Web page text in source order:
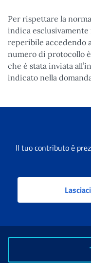
Per rispettare la
indica esclusivamente
reperibile accedendo
numero di protocollo
che è stata inviata
indicato nella
Il tuo contributo è